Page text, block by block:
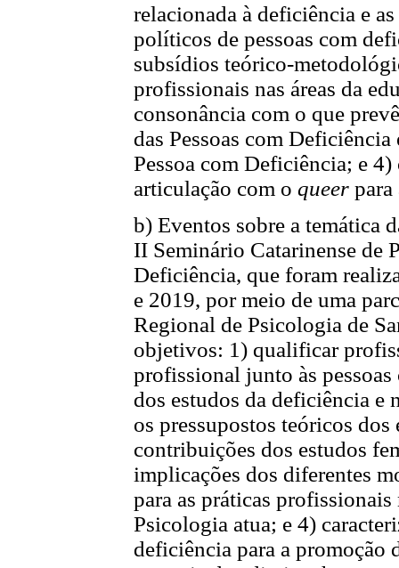
relacionada à deficiência e
políticos de pessoas com
subsídios teórico-
profissionais nas áreas da
consonância com o que
das Pessoas com
Pessoa com Deficiência; e
articulação com o queer
b) Eventos sobre a temática
II Seminário Catarinense de
Deficiência, que foram
e 2019, por meio de uma
Regional de Psicologia de
objetivos: 1) qualificar
profissional junto às
dos estudos da deficiência e
os pressupostos teóricos
contribuições dos estudos
implicações dos diferentes
para as práticas
Psicologia atua; e 4)
deficiência para a promoção